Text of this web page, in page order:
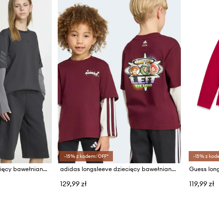
adidas longsleeve dziecięcy bawełniany z elastanem
-15% z kodem: OFF*
adidas longsleeve dziecięcy bawełniany PIXAR TOY STORY
129,99 zł
-15% z
119,99 zł